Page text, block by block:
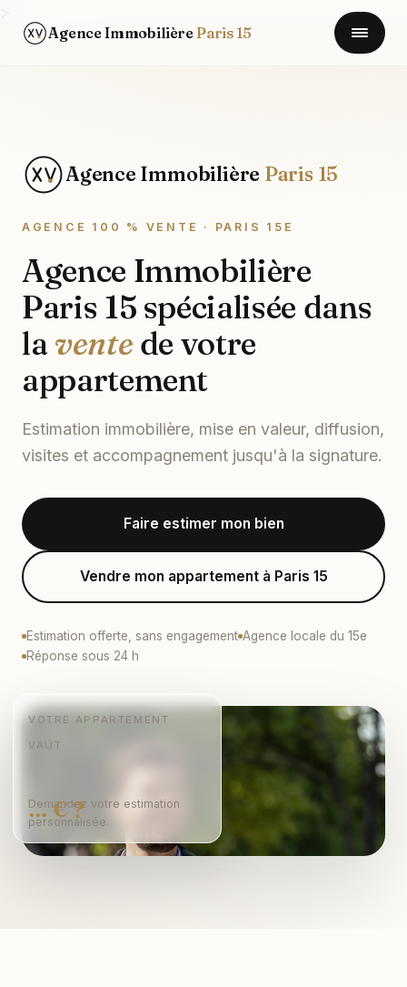
Agence Immobilière Paris 15
Agence Immobilière Paris 15
AGENCE 100 % VENTE · PARIS 15E
Agence Immobilière
Paris 15 spécialisée dans
la ventede votre
appartement
Estimation immobilière, mise en valeur, diffusion,
visites et accompagnement jusqu'à la signature.
Faire estimer mon bien
Vendre mon appartement à Paris 15
Estimation offerte, sans engagement Agence locale du 15e
Réponse sous 24 h
VOTRE APPARTEMENT
VAUT
… €?
Demandez votre estimation
personnalisée.